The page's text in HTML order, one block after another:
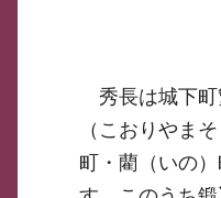
秀長は城下町
（こおりやま
町・藺（いの